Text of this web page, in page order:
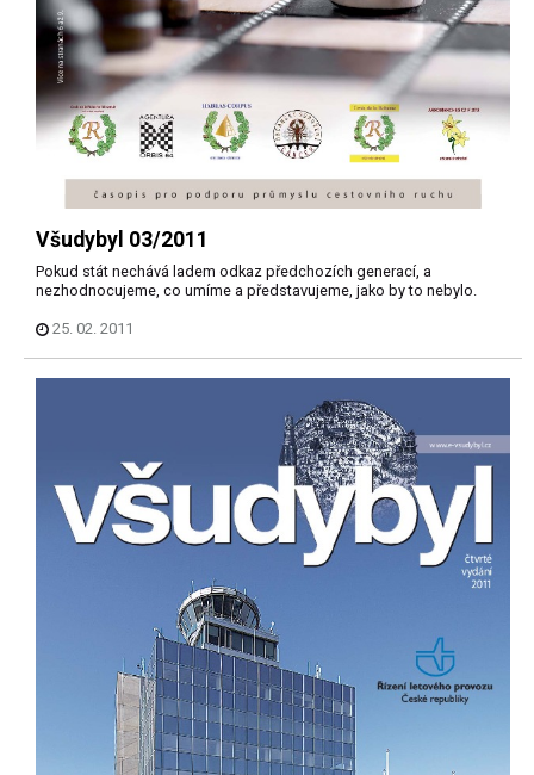
Všudybyl 03/2011
Pokud stát nechává ladem odkaz předchozích generací, a
nezhodnocujeme, co umíme a představujeme, jako by to nebylo.
25. 02. 2011